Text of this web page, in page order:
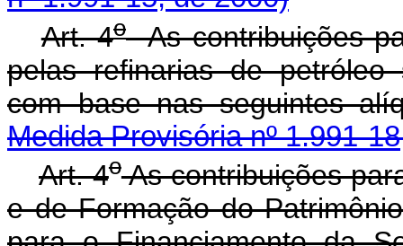
Art. 4oAs contribuições
pelas refinarias de petróleo
com base nas
Medida Provisória nº 1.991-
Art. 4oAs contribuições
e de Formação do